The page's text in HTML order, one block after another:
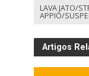
LAVA JATO/
APPIO/
Artigos